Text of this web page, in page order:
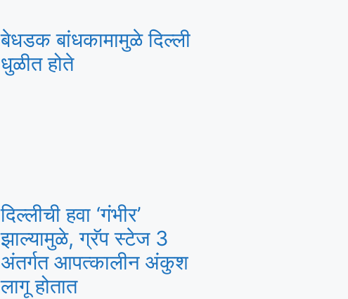
बेधडक बांधकामामुळे दिल्ली
धुळीत होते
दिल्लीची हवा ‘गंभीर’
झाल्यामुळे, ग्रॅप स्टेज 3
अंतर्गत आपत्कालीन अंकुश
लागू होतात